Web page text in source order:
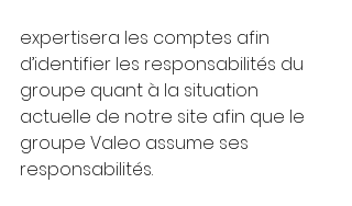
expertisera les comptes afin
d’identifier les responsabilités du
groupe quant à la situation
actuelle de notre site afin que le
groupe Valeo assume ses
responsabilités.